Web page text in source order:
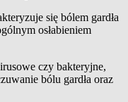
się bólem gardła
osłabieniem
czy bakteryjne,
bólu gardła oraz